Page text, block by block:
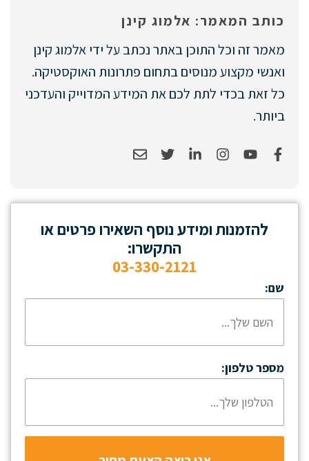
כותב המאמר: אלמוג קינן
מאמר זה וכל התוכן באתר נכתב על ידי אלמוג קינן
ואנשי מקצוע מנוסים בתחום פתרונות האוקסטיקה.
כל זאת בכדי לתת לכם את המידע המדוייק והעדכני
ביותר.
להזמנות ומידע נוסף השאירו פרטים או
התקשרו:
03-330-2121
שם:
מספר טלפון: